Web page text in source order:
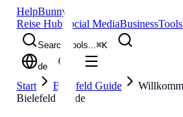
HelpBunny
Reise HubSocial MediaBusinessTools
Search tools...⌘K
de
Start Bielefeld Guide
Bielefeld Guide